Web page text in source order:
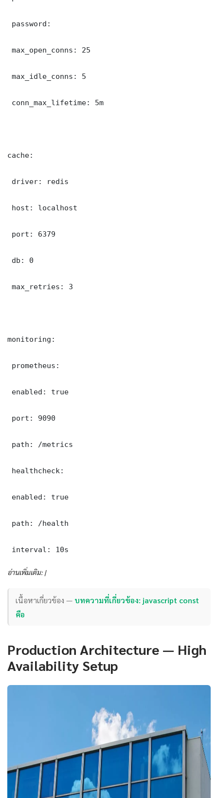
password:
max_open_conns: 25
max_idle_conns: 5
conn_max_lifetime: 5m
cache:
driver: redis
host: localhost
port: 6379
db: 0
max_retries: 3
monitoring:
prometheus:
enabled: true
port: 9090
path: /metrics
healthcheck:
enabled: true
path: /health
interval: 10s
อ่านเพิ่มเติม: |
เนื้อหาเกี่ยวข้อง — บทความที่เกี่ยวข้อง: javascript const
คือ
Production Architecture — High
Availability Setup